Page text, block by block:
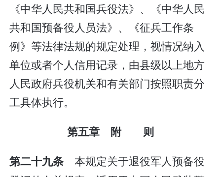
《中华人民共和国兵役法》、《中华人民
共和国预备役人员法》、《征兵工作条
例》等法律法规的规定处理，视情况纳入
单位或者个人信用记录，由县级以上地方
人民政府兵役机关和有关部门按照职责分
工具体执行。
第五章 附 则
第二十九条 本规定关于退役军人预备役